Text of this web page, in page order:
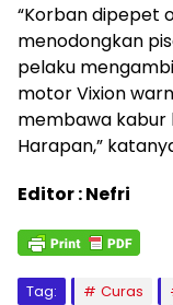
“Korban dipepet
menodongkan
pelaku
motor Vixion
membawa kabur
Harapan,”
Editor : Nefri
Tag: Curas